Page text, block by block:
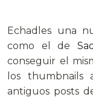
Echadles una
como el de
conseguir el
los thumbnails
antiguos posts